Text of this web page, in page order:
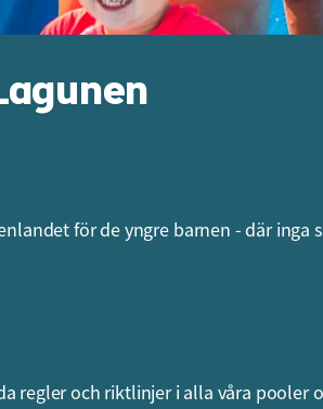
för de yngre barnen - där inga
regler och riktlinjer i alla våra pooler